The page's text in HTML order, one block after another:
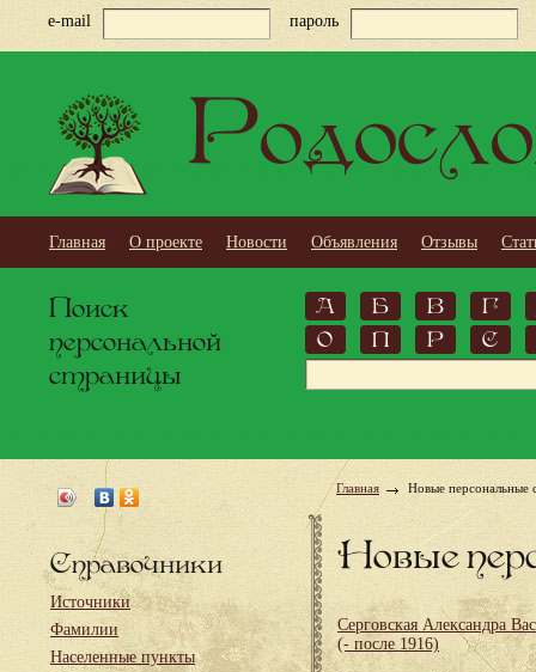
e-mail пароль
Главная О проекте Новости Объявления Отзывы
Поиск
персональной
страницы
А Б В
Г
О
П Р С
Справочники
Источники
Фамилии
Населенные пункты
Главная Новые персональные
Новые
Серговская Александра
(- после 1916)